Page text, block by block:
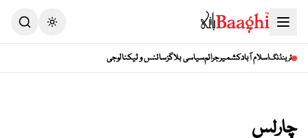
Toggle theme
ٹرینڈنگاسلام آبادکشمیرجرائمسیاسی بلاگزسائنس و ٹیکنالوجی
چارلس